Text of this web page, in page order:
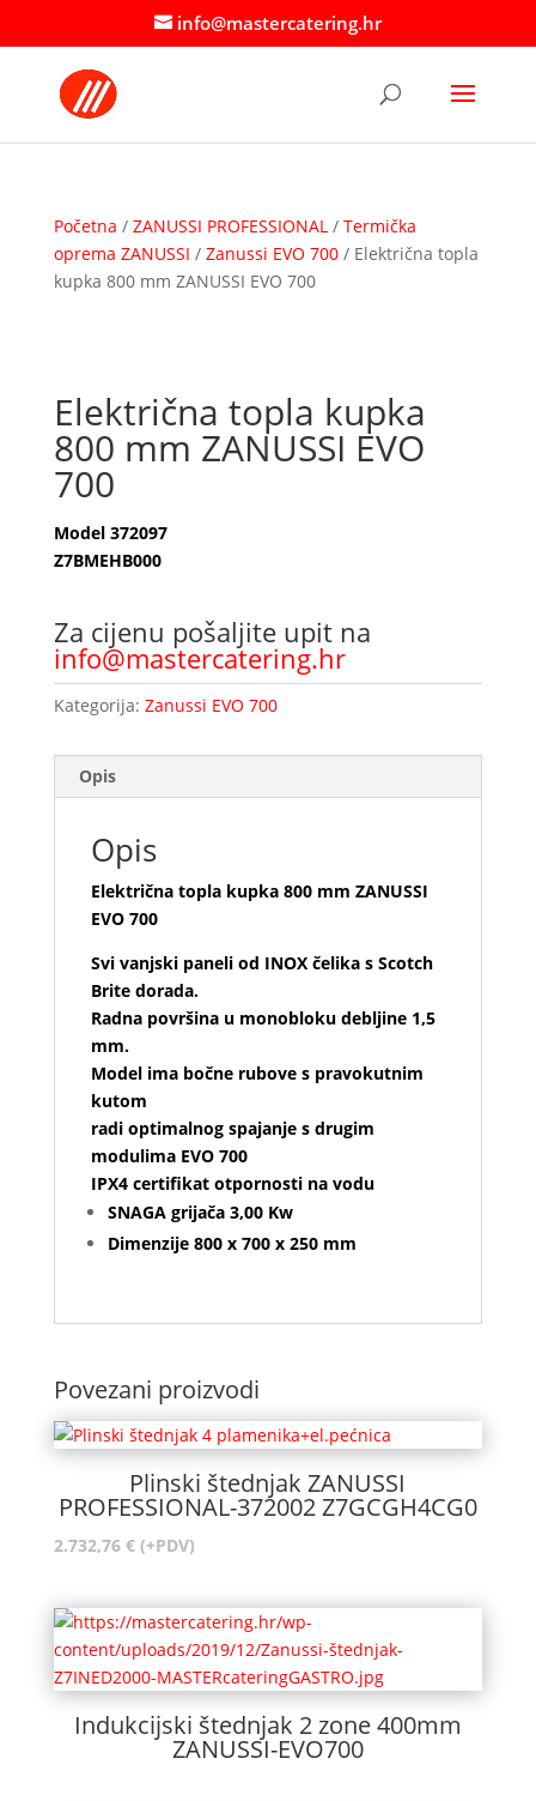
info@mastercatering.hr
Početna / ZANUSSI PROFESSIONAL / Termička
oprema ZANUSSI / Zanussi EVO 700/ Električna topla
kupka 800 mm ZANUSSI EVO 700
Električna topla kupka
800 mm ZANUSSI EVO
700
Model 372097
Z7BMEHB000
Za cijenu pošaljite upit na
info@mastercatering.hr
Kategorija: Zanussi EVO 700
Opis
Opis
Električna topla kupka 800 mm ZANUSSI
EVO 700
Svi vanjski paneli od INOX čelika s Scotch
Brite dorada.
Radna površina u monobloku debljine 1,5
mm.
Model ima bočne rubove s pravokutnim
kutom
radi optimalnog spajanje s drugim
modulima EVO 700
IPX4 certifikat otpornosti na vodu
SNAGA grijača 3,00 Kw
Dimenzije 800 x 700 x 250 mm
Povezani proizvodi
Plinski štednjak ZANUSSI
PROFESSIONAL-372002 Z7GCGH4CG0
2.732,76 € (+PDV)
Indukcijski štednjak 2 zone 400mm
ZANUSSI-EVO700